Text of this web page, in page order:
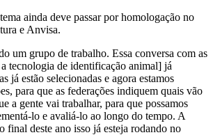
ainda deve passar por homologação no
e Anvisa.
um grupo de trabalho. Essa conversa com as
tecnologia de identificação animal] já
já estão selecionadas e agora estamos
para que as federações indiquem quais vão
a gente vai trabalhar, para que possamos
lo e avaliá-lo ao longo do tempo. A
final deste ano isso já esteja rodando no